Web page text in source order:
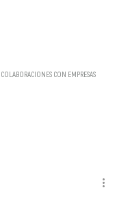
COLABORACIONES CON EMPRESAS